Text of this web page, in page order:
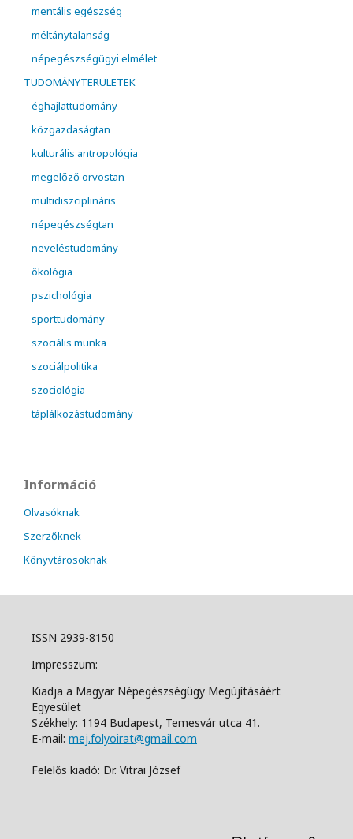
mentális egészség
méltánytalanság
népegészségügyi elmélet
TUDOMÁNYTERÜLETEK
éghajlattudomány
közgazdaságtan
kulturális antropológia
megelőző orvostan
multidiszciplináris
népegészségtan
neveléstudomány
ökológia
pszichológia
sporttudomány
szociális munka
szociálpolitika
szociológia
táplálkozástudomány
Információ
Olvasóknak
Szerzőknek
Könyvtárosoknak
ISSN 2939-8150
Impresszum:
Kiadja a Magyar Népegészségügy Megújításáért
Egyesület
Székhely: 1194 Budapest, Temesvár utca 41.
E-mail: mej.folyoirat@gmail.com
Felelős kiadó: Dr. Vitrai József